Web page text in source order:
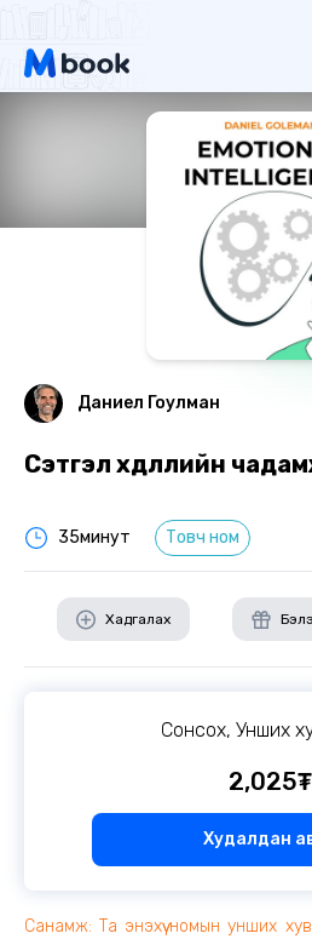
Даниел Гоулман
Сэтгэл хөдлөлийн
35минут Товч ном
Хадгалах
Сонсох, Унших
2,025₮
Худалдан
Санамж: Та энэхүү номын унших